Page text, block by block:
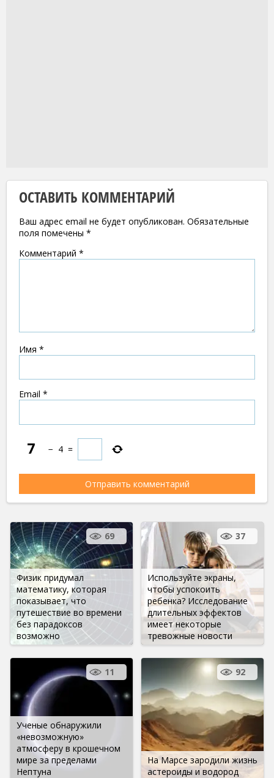
ОСТАВИТЬ КОММЕНТАРИЙ
Ваш адрес email не будет опубликован. Обязательные
поля помечены *
Комментарий *
Имя *
Email *
− 4 =
Физик придумал
математику, которая
показывает, что
путешествие во времени
без парадоксов
возможно
69
Используйте экраны,
чтобы успокоить
ребенка? Исследование
длительных эффектов
имеет некоторые
тревожные новости
37
Ученые обнаружили
«невозможную»
атмосферу в крошечном
мире за пределами
Нептуна
11
На Марсе зародили жизнь
астероиды и водород
92